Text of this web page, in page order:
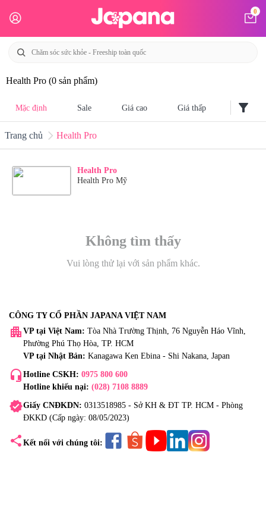
0
Health Pro (0 sản phẩm)
Mặc định Sale Giá cao Giá thấp filter_alt
Trang chủ Health Pro
Health Pro
Health Pro Mỹ
Không tìm thấy
Vui lòng thử lại với sản phẩm khác.
CÔNG TY CỔ PHẦN JAPANA VIỆT NAM
apartment VP tại Việt Nam: Tòa Nhà Trường Thịnh, 76 Nguyễn Háo Vĩnh,
Phường Phú Thọ Hòa, TP. HCM
VP tại Nhật Bản: Kanagawa Ken Ebina - Shi Nakana, Japan
headset_mic Hotline CSKH: 0975 800 600
Hotline khiếu nại: (028) 7108 8889
verifiedGiấy CNĐKDN: 0313518985 - Sở KH & ĐT TP. HCM - Phòng
ĐKKD (Cấp ngày: 08/05/2023)
share Kết nối với chúng tôi: